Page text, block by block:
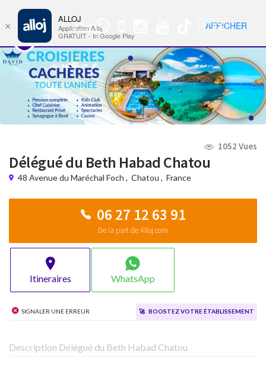
Groupe
WhatsApp
🇺🇸 Nav
1052 Vues
Délégué du Beth Habad Chatou
48 Avenue du Maréchal Foch , Chatou , France
06 27 12 63 91
De la part de Alloj.com
Itineraires WhatsApp
Signaler une erreur 🚀 Boostez votre établissement
Description Délégué du Beth Habad Chatou
×
ALLOJ
Application Alloj
GRATUIT - In Google Play
AFFICHER